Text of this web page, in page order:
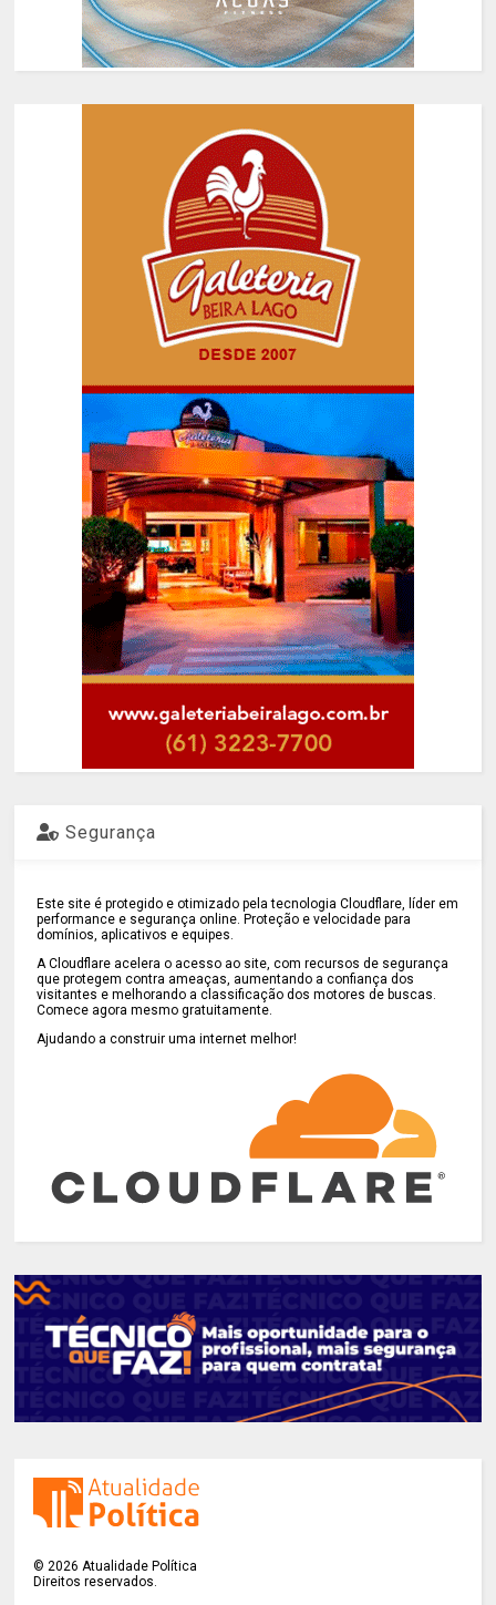
Segurança
Este site é protegido e otimizado pela tecnologia Cloudflare, líder em
performance e segurança online. Proteção e velocidade para
domínios, aplicativos e equipes.
A Cloudflare acelera o acesso ao site, com recursos de segurança
que protegem contra ameaças, aumentando a confiança dos
visitantes e melhorando a classificação dos motores de buscas.
Comece agora mesmo gratuitamente.
Ajudando a construir uma internet melhor!
© 2026 Atualidade Política
Direitos reservados.